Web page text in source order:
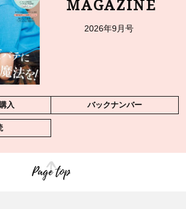
MAGAZINE
2026年9月号
入 バックナンバー
Page top